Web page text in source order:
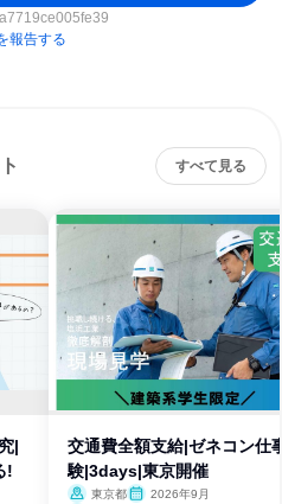
報告する
すべて見る
|
!
交通費全額支給|ゼネコン仕
験|3days|東京開催
東京都
2026年9月